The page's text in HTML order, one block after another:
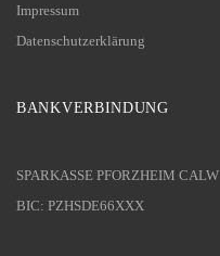
Impressum
Datenschutzerklärung
BANKVERBINDUNG
SPARKASSE PFORZHEIM CALW
BIC: PZHSDE66XXX